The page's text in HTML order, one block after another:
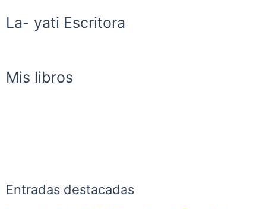
La- yati Escritora
Mis libros
Entradas destacadas